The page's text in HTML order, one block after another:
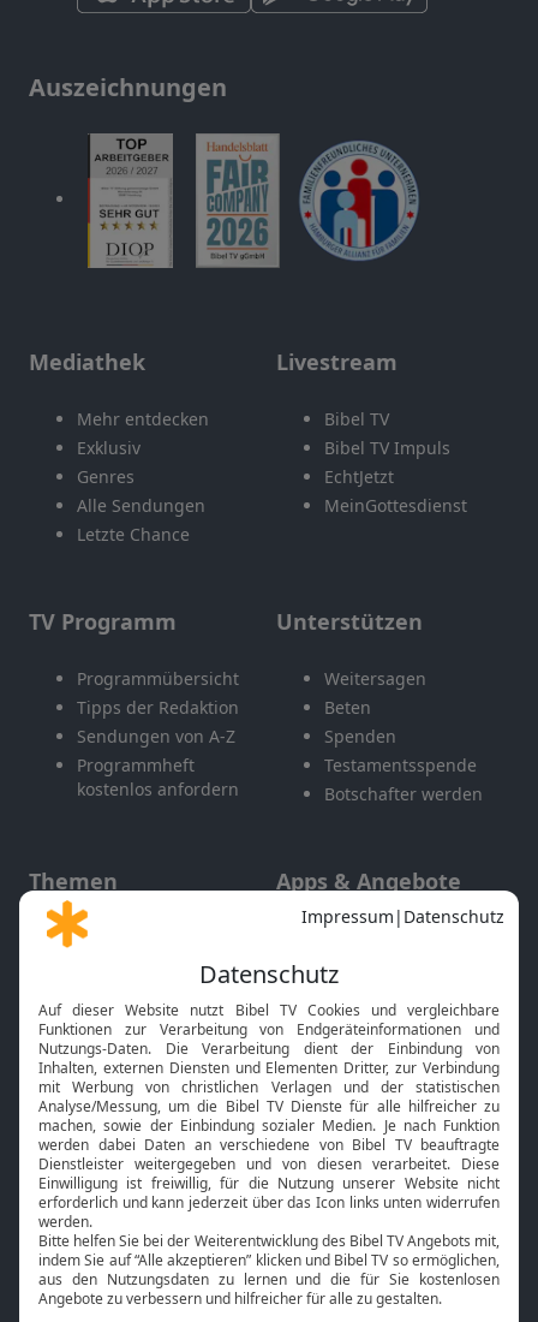
Auszeichnungen
Mediathek
Mehr entdecken
Exklusiv
Genres
Alle Sendungen
Letzte Chance
Livestream
Bibel TV
Bibel TV Impuls
EchtJetzt
MeinGottesdienst
TV Programm
Programmübersicht
Tipps der Redaktion
Sendungen von A-Z
Programmheft
kostenlos anfordern
Unterstützen
Weitersagen
Beten
Spenden
Testamentsspende
Botschafter werden
Themen
Gott und Bibel erklärt
Neuigkeiten
Apps & Angebote
Mobile App
Smart TV
HbbTV
Bibelthek Online-Bibel
Nächster Gottesdienst
Bibel TV
Über uns
Jobs
Service
Kontakt
TV-Empfang